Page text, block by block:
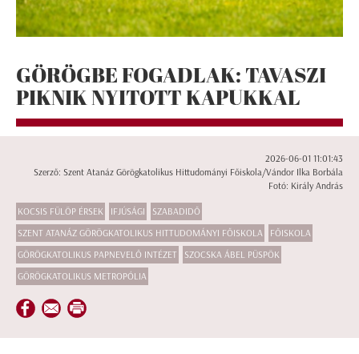
GÖRÖGBE FOGADLAK: TAVASZI
PIKNIK NYITOTT KAPUKKAL
2026-06-01 11:01:43
Szerző: Szent Atanáz Görögkatolikus Hittudományi Főiskola/Vándor Ilka Borbála
Fotó: Király András
KOCSIS FÜLÖP ÉRSEK IFJÚSÁGI
SZABADIDŐ
SZENT ATANÁZ GÖRÖGKATOLIKUS HITTUDOMÁNYI FŐISKOLA
FŐISKOLA
GÖRÖGKATOLIKUS PAPNEVELŐ INTÉZET
SZOCSKA ÁBEL PÜSPÖK
GÖRÖGKATOLIKUS METROPÓLIA